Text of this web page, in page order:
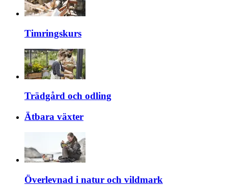
Timringskurs
Trädgård och odling
Ätbara växter
Överlevnad i natur och vildmark